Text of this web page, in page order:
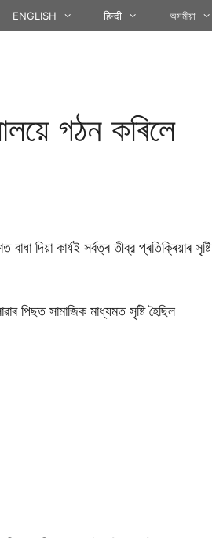
ENGLISH हिन्दी অসমীয়া
গঠন কৰিলে
দিয়া কার্যই সৰ্বত্ৰ তীব্র প্ৰতিক্ৰিয়াৰ সৃষ্টি
পিছত সামাজিক মাধ্যমত সৃষ্টি হৈছিল